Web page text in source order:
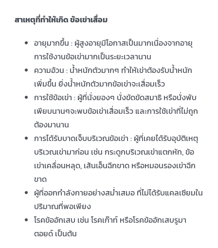
สาเหตุที่ทำให้เกิด ข้อเข่าเสื่อม
อายุมากขึ้น : ผู้สูงอายุมีโอกาสเป็นมากเนื่องจากอายุ
การใช้งานข้อเข่ามากเป็นระยะเวลานาน
ความอ้วน : น้ำหนักตัวมากๆ ทำให้เข่าต้องรับน้ำหนัก
เพิ่มขึ้น ยิ่งน้ำหนักตัวมากข้อเข่าจะเสื่อมเร็ว
การใช้ข้อเข่า : ผู้ที่นั่งยองๆ นั่งขัดขัดสมาธิ หรือนั่งพับ
เพียบนานๆจะพบข้อเข่าเสื่อมเร็ว และการใช้เข่าที่ไม่ถูก
ต้องมานาน
การได้รับบาดเจ็บบริเวณข้อเข่า : ผู้ที่เคยได้รับอุบัติเหตุ
บริเวณเข่ามาก่อน เช่น กระดูกบริเวณเข่าแตกหัก, ข้อ
เข่าเคลื่อนหลุด, เส้นเอ็นฉีกขาด หรือหมอนรองเข่าฉีก
ขาด
ผู้ที่ออกกำลังกายอย่างสม่ำเสมอ ที่ไม่ได้รับแคลเซียมใน
ปริมาณที่พอเพียง
โรคข้ออักเสบ เช่น โรคเก๊าท์ หรือโรคข้ออักเสบรูมา
ตอยด์ เป็นต้น